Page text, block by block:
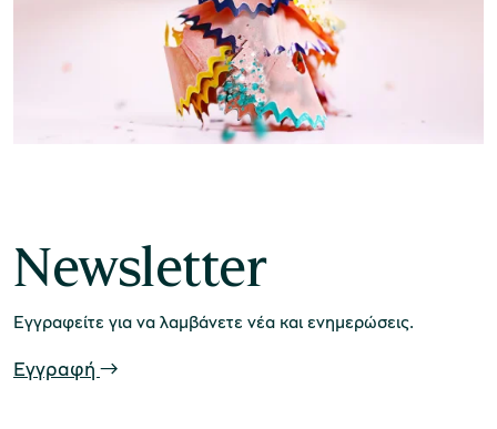
εισιτήρια
εισιτηρίων
Newsletter
Εγγραφείτε για να λαμβάνετε νέα και ενημερώσεις.
Εγγραφή